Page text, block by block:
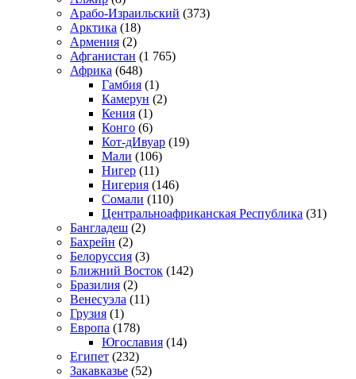
Арабо-Израильский (373)
Арктика (18)
Армения (2)
Афганистан (1 765)
Африка (648)
Гамбия (1)
Камерун (2)
Кения (1)
Конго (6)
Кот-дИвуар (19)
Мали (106)
Нигер (11)
Нигерия (146)
Сомали (110)
Центральноафриканская Республика (31)
Бангладеш (2)
Бахрейн (2)
Белоруссия (3)
Ближний Восток (142)
Бразилия (2)
Венесуэла (11)
Грузия (1)
Европа (178)
Югославия (14)
Египет (232)
Закавказье (52)